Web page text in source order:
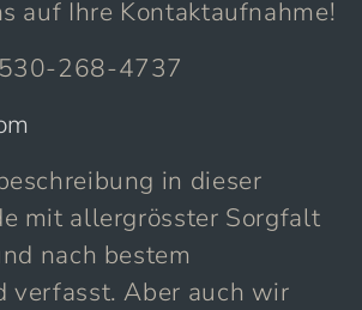
auf Ihre Kontaktaufnahme!
268-4737
in dieser
mit allergrösster Sorgfalt
nach bestem
verfasst. Aber auch wir